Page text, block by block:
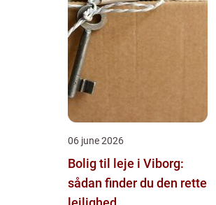
06 june 2026
Bolig til leje i Viborg:
sådan finder du den rette